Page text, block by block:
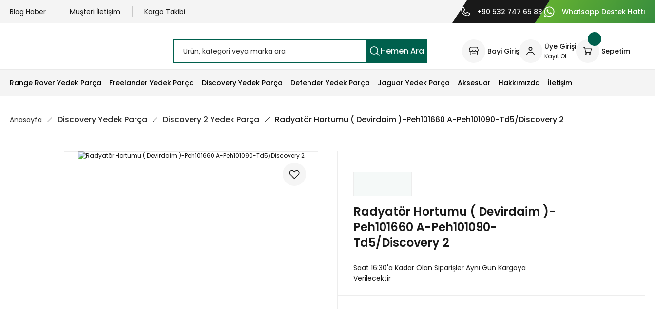
Blog Haber Müşteri İletişim Kargo Takibi +90 532 747 65 83 Whatsapp Destek Hattı
Hemen Ara Bayi Giriş Üye Girişi
Kayıt Ol
Sepetim
Range Rover Yedek Parça Freelander Yedek Parça Discovery Yedek Parça Defender Yedek Parça Jaguar Yedek Parça Aksesuar Hakkımızda İletişim
Anasayfa Discovery Yedek Parça Discovery 2 Yedek Parça Radyatör Hortumu ( Devirdaim )-Peh101660 A-Peh101090-Td5/Discovery 2
Radyatör Hortumu ( Devirdaim )-
Peh101660 A-Peh101090-
Td5/Discovery 2
Saat 16:30'a Kadar Olan Siparişler Aynı Gün Kargoya
Verilecektir